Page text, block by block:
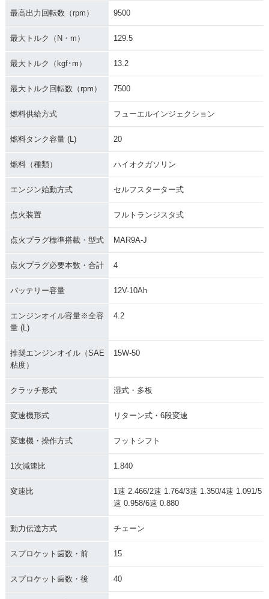
最高出力回転数（rpm） 9500
最大トルク（N・m） 129.5
最大トルク（kgf･m） 13.2
最大トルク回転数（rpm） 7500
燃料供給方式 フューエルインジェクション
燃料タンク容量 (L) 20
燃料（種類） ハイオクガソリン
エンジン始動方式 セルフスターター式
点火装置 フルトランジスタ式
点火プラグ標準搭載・型式 MAR9A-J
点火プラグ必要本数・合計 4
バッテリー容量 12V-10Ah
エンジンオイル容量※全容
量 (L)
4.2
推奨エンジンオイル（SAE
粘度）
15W-50
クラッチ形式 湿式・多板
変速機形式 リターン式・6段変速
変速機・操作方式 フットシフト
1次減速比 1.840
変速比
1速 2.466/2速 1.764/3速 1.350/4速 1.091/5
速 0.958/6速 0.880
動力伝達方式 チェーン
スプロケット歯数・前 15
スプロケット歯数・後 40